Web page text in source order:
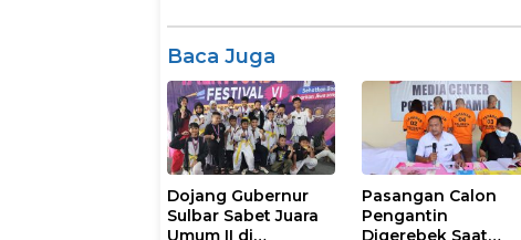
Baca Juga
Dojang Gubernur
Sulbar Sabet Juara
Umum II di
Pasangan Calon
Pengantin
Digerebek Saat